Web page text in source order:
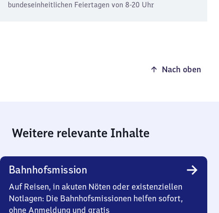
bundeseinheitlichen Feiertagen von 8-20 Uhr
Nach oben
Weitere relevante Inhalte
Bahnhofsmission
Auf Reisen, in akuten Nöten oder existenziellen
Notlagen: Die Bahnhofsmissionen helfen sofort,
ohne Anmeldung und gratis